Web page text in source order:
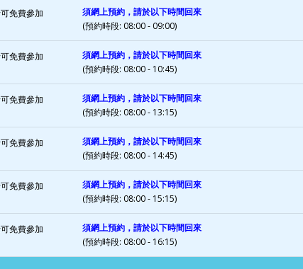
免費參加
須網上預約，請於以下時間回來
(預約時段: 08:00 - 09:00)
免費參加
須網上預約，請於以下時間回來
(預約時段: 08:00 - 10:45)
免費參加
須網上預約，請於以下時間回來
(預約時段: 08:00 - 13:15)
免費參加
須網上預約，請於以下時間回來
(預約時段: 08:00 - 14:45)
免費參加
須網上預約，請於以下時間回來
(預約時段: 08:00 - 15:15)
免費參加
須網上預約，請於以下時間回來
(預約時段: 08:00 - 16:15)